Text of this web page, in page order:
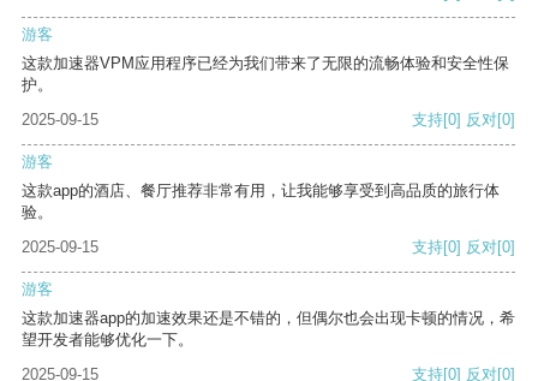
游客
这款加速器VPM应用程序已经为我们带来了无限的流畅体验和安全性保
护。
2025-09-15
支持[0] 反对[0]
游客
这款app的酒店、餐厅推荐非常有用，让我能够享受到高品质的旅行体
验。
2025-09-15
支持[0] 反对[0]
游客
这款加速器app的加速效果还是不错的，但偶尔也会出现卡顿的情况，希
望开发者能够优化一下。
2025-09-15
支持[0] 反对[0]